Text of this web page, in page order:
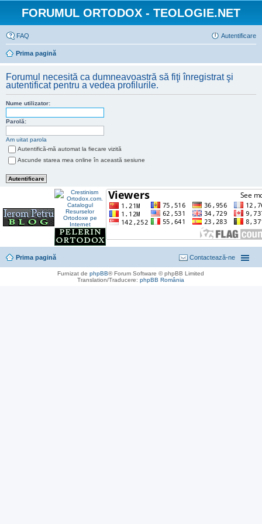
FORUMUL ORTODOX - TEOLOGIE.NET
FAQ Autentificare
Prima pagină
Forumul necesită ca dumneavoastră să fiţi înregistrat şi
autentificat pentru a vedea profilurile.
Nume utilizator:
Parolă:
Am uitat parola
Autentifică-mă automat la fiecare vizită
Ascunde starea mea online în această sesiune
Prima pagină Contactează-ne
Furnizat dephpBB® Forum Software © phpBB Limited
Translation/Traducere:phpBB România